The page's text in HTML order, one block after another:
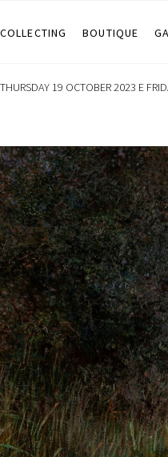
BOUTIQUE
THURSDAY 19 OCTOBER 2023 E